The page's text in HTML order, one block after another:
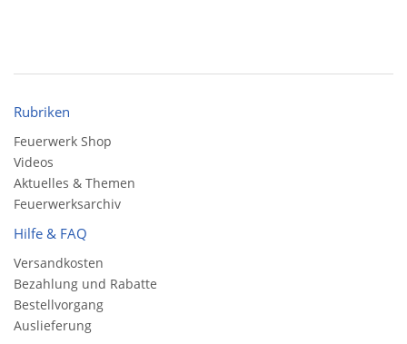
Rubriken
Feuerwerk Shop
Videos
Aktuelles & Themen
Feuerwerksarchiv
Hilfe & FAQ
Versandkosten
Bezahlung und Rabatte
Bestellvorgang
Auslieferung